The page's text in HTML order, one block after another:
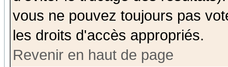
vous ne pouvez toujours pas
les droits d'accès appropriés.
Revenir en haut de page